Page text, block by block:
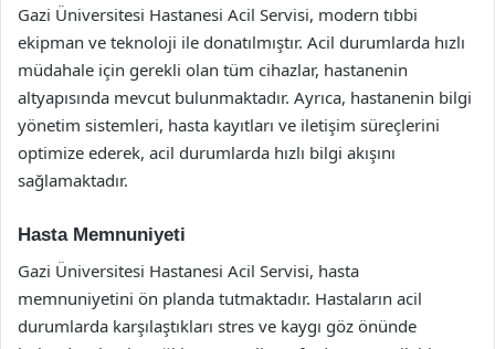
Gazi Üniversitesi Hastanesi Acil Servisi, modern tıbbi
ekipman ve teknoloji ile donatılmıştır. Acil durumlarda hızlı
müdahale için gerekli olan tüm cihazlar, hastanenin
altyapısında mevcut bulunmaktadır. Ayrıca, hastanenin bilgi
yönetim sistemleri, hasta kayıtları ve iletişim süreçlerini
optimize ederek, acil durumlarda hızlı bilgi akışını
sağlamaktadır.
Hasta Memnuniyeti
Gazi Üniversitesi Hastanesi Acil Servisi, hasta
memnuniyetini ön planda tutmaktadır. Hastaların acil
durumlarda karşılaştıkları stres ve kaygı göz önünde